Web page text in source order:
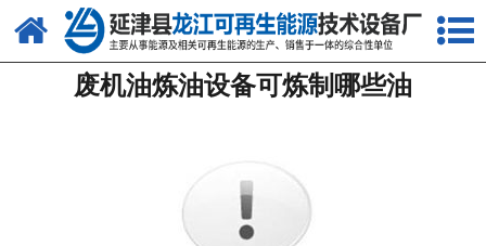
网站首页
关于我们
废机油炼油设备可炼制哪些油